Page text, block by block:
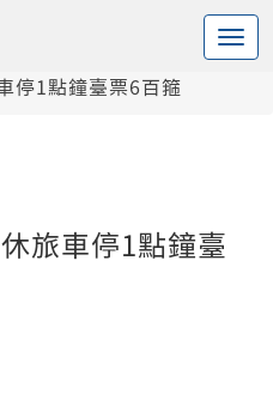
停1點鐘臺票6百箍
旅車停1點鐘臺